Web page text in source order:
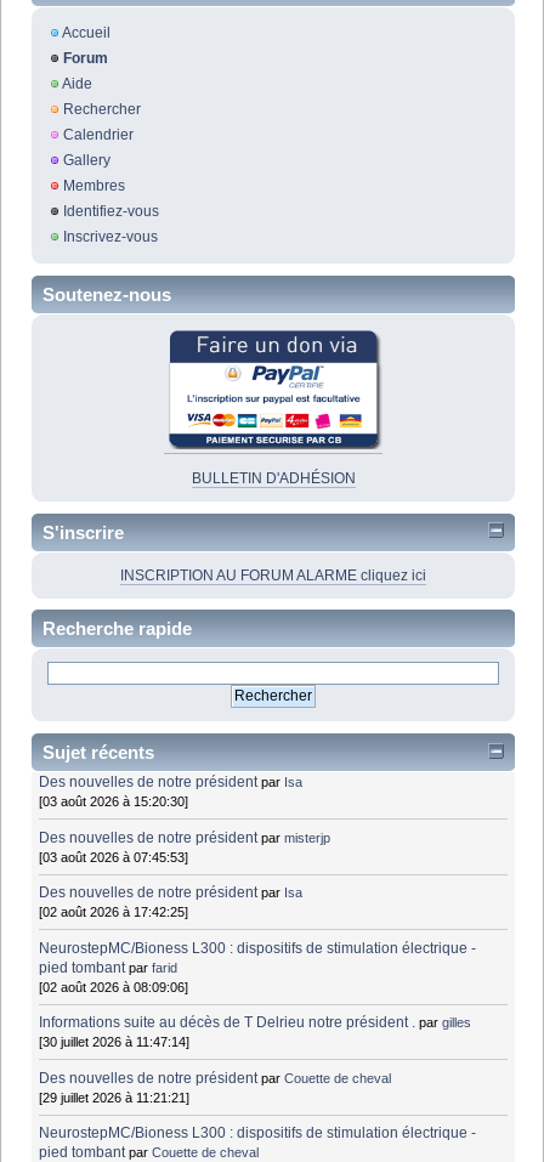
Accueil
Forum
Aide
Rechercher
Calendrier
Gallery
Membres
Identifiez-vous
Inscrivez-vous
Soutenez-nous
BULLETIN D'ADHÉSION
S'inscrire
INSCRIPTION AU FORUM ALARME cliquez ici
Recherche rapide
Sujet récents
Des nouvelles de notre président par Isa
[03 août 2026 à 15:20:30]
Des nouvelles de notre président parmisterjp
[03 août 2026 à 07:45:53]
Des nouvelles de notre président par Isa
[02 août 2026 à 17:42:25]
NeurostepMC/Bioness L300 : dispositifs de stimulation électrique -
pied tombant parfarid
[02 août 2026 à 08:09:06]
Informations suite au décès de T Delrieu notre président . pargilles
[30 juillet 2026 à 11:47:14]
Des nouvelles de notre président parCouette de cheval
[29 juillet 2026 à 11:21:21]
NeurostepMC/Bioness L300 : dispositifs de stimulation électrique -
pied tombant parCouette de cheval